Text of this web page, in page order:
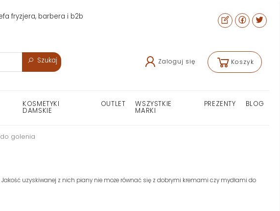
fryzjera, barbera i b2b
Szukaj Zaloguj się Koszyk
KOSMETYKI
DAMSKIE
OUTLET WSZYSTKIE
MARKI
PREZENTY BLOG
do golenia
uzyskiwanej z nich piany nie może równać się z dobrymi kremami czy mydłami do